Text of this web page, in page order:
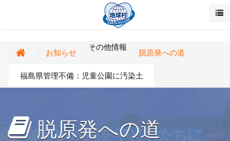
お知らせ
その他情報
脱原発への道
福島県管理不備：児童公園に汚染土
脱原発への道